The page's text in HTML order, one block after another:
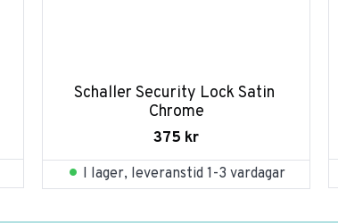
Schaller Security Lock Satin
Chrome
375 kr
I lager, leveranstid 1-3 vardagar